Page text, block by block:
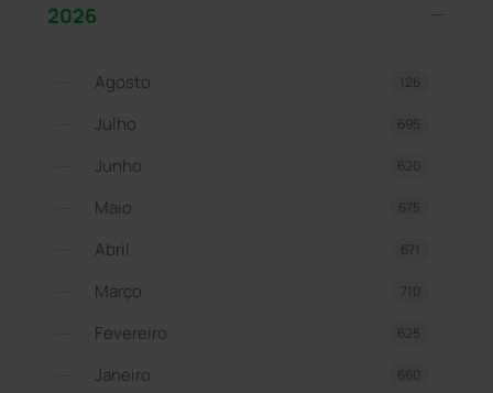
2026
Agosto 126
Julho 695
Junho 620
Maio 675
Abril 671
Março 710
Fevereiro 625
Janeiro 660